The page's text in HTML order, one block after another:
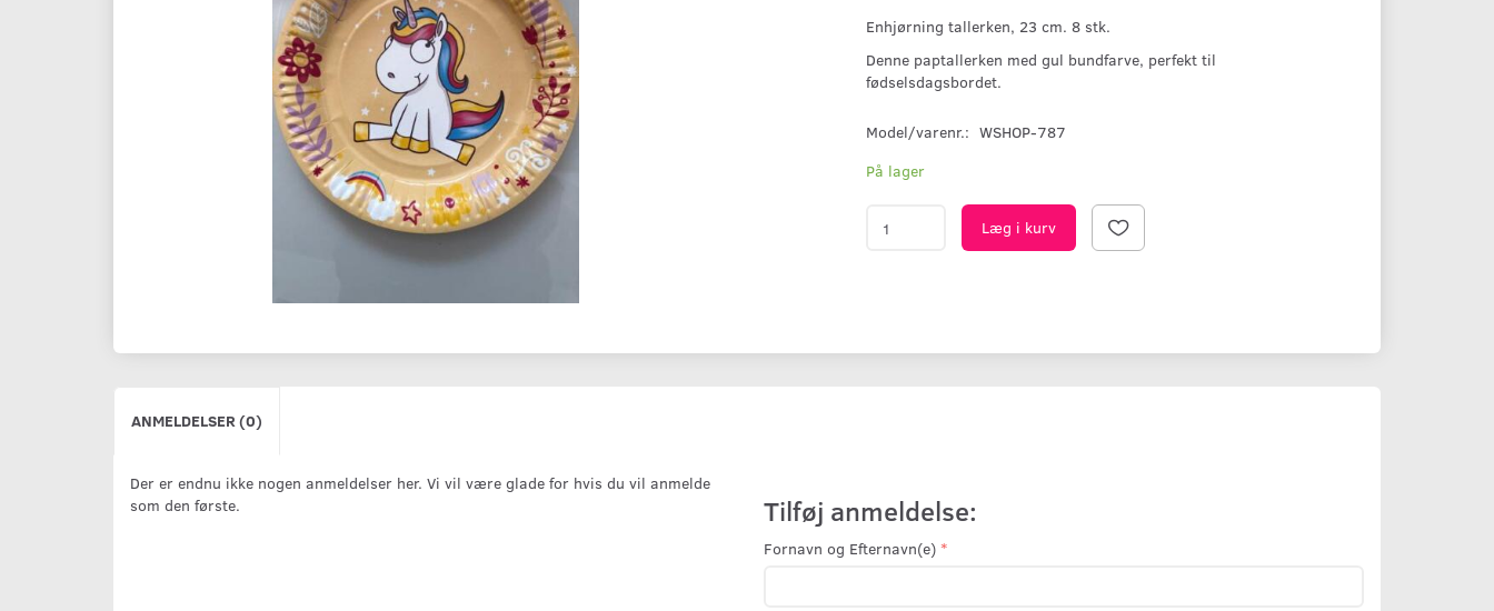
Enhjørning tallerken, 23 cm. 8 stk.
Denne paptallerken med gul bundfarve, perfekt til
fødselsdagsbordet.
Model/varenr.: WSHOP-787
På lager
Læg i kurv
ANMELDELSER (0)
Der er endnu ikke nogen anmeldelser her. Vi vil være glade for hvis du vil anmelde
som den første.
Tilføj anmeldelse:
Fornavn og Efternavn(e)